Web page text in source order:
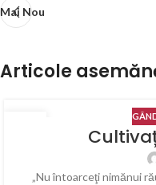
Mai Nou
Articole
„Nu întoarceţi nimănui